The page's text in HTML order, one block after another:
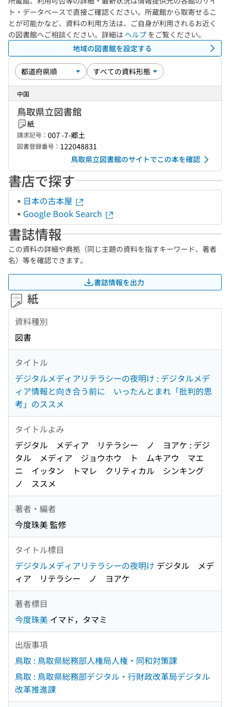
ト・データベースで直接ご確認ください。所蔵館から取寄せるこ
とが可能かなど、資料の利用方法は、ご自身が利用されるお近く
の図書館へご相談ください。詳細は ヘルプ をご覧ください。
地域の図書館を設定する
中国
鳥取県立図書館
紙
請求記号： 007 -7-郷土
図書登録番号： 122048831
鳥取県立図書館のサイトでこの本を確認
書店で探す
日本の古本屋
Google Book Search
書誌情報
この資料の詳細や典拠（同じ主題の資料を指すキーワード、著者
名）等を確認できます。
書誌情報を出力
紙
資料種別
図書
タイトル
デジタルメディアリテラシーの夜明け : デジタルメデ
ィア情報と向き合う前に いったんとまれ「批判的思
考」のススメ
タイトルよみ
デジタル メディア リテラシー ノ ヨアケ : デジ
タル メディア ジョウホウ ト ムキアウ マエ
ニ イッタン トマレ クリティカル シンキング
ノ ススメ
著者・編者
今度珠美 監修
タイトル標目
デジタルメディアリテラシーの夜明け デジタル メデ
ィア リテラシー ノ ヨアケ
著者標目
今度珠美 イマド，タマミ
出版事項
鳥取 : 鳥取県総務部人権局人権・同和対策課
鳥取 : 鳥取県総務部デジタル・行財政改革局デジタル
改革推進課